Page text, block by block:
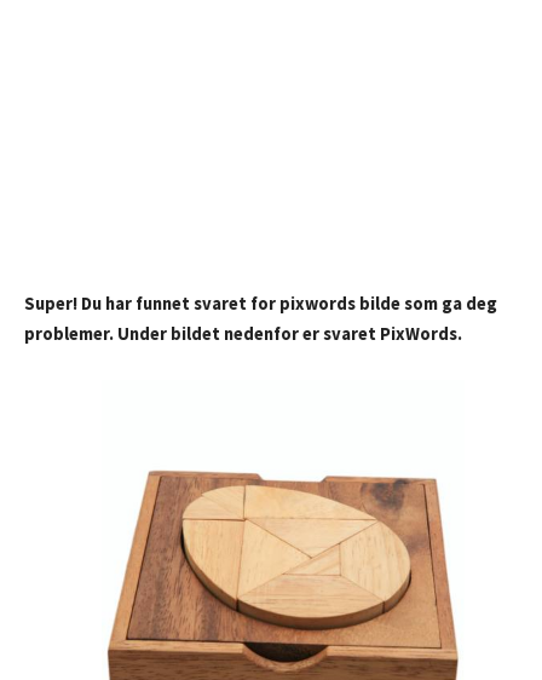
Super! Du har funnet svaret for pixwords bilde som ga deg
problemer. Under bildet nedenfor er svaret PixWords.